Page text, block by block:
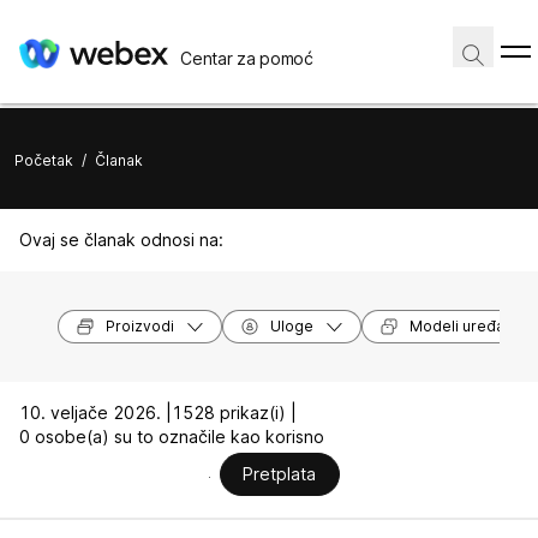
Centar za pomoć
Početak / Članak
Ovaj se članak odnosi na:
Proizvodi Uloge Modeli uređaja
10. veljače 2026. |
1528 prikaz(i) |
0 osobe(a) su to označile kao korisno
Pretplata